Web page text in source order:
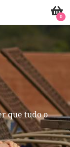
que tudo o
0